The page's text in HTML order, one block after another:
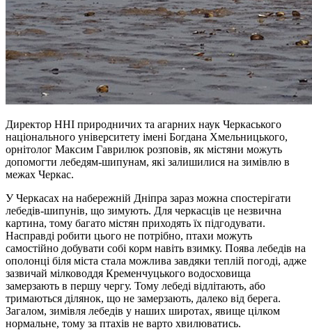
Директор ННІ природничих та агарних наук Черкаського
національного університету імені Богдана Хмельницького,
орнітолог Максим Гаврилюк розповів, як містяни можуть
допомогти лебедям-шипунам, які залишилися на зимівлю в
межах Черкас.
У Черкасах на набережній Дніпра зараз можна спостерігати
лебедів-шипунів, що зимують. Для черкасців це незвична
картина, тому багато містян приходять їх підгодувати.
Насправді робити цього не потрібно, птахи можуть
самостійно добувати собі корм навіть взимку. Поява лебедів на
ополонці біля міста стала можлива завдяки теплій погоді, адже
зазвичай мілководдя Кременчуцького водосховища
замерзають в першу чергу. Тому лебеді відлітають, або
тримаються ділянок, що не замерзають, далеко від берега.
Загалом, зимівля лебедів у наших широтах, явище цілком
нормальне, тому за птахів не варто хвилюватись.